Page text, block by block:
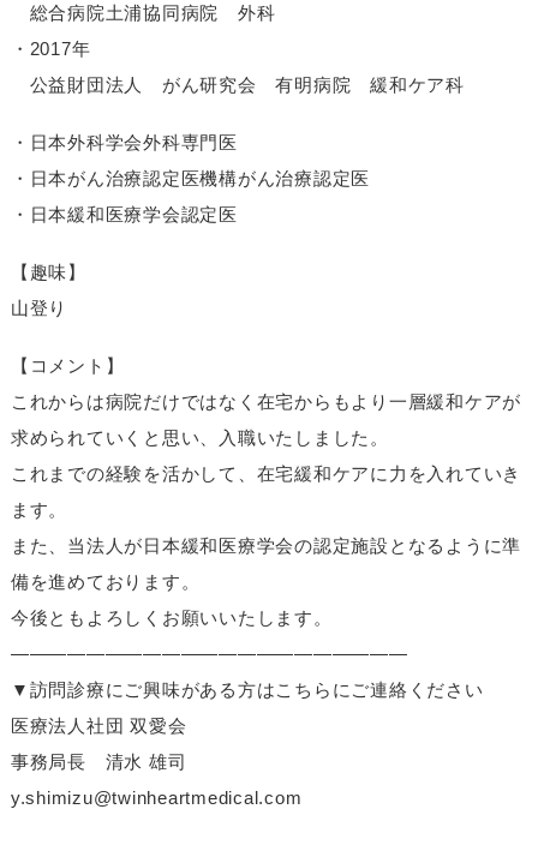
総合病院土浦協同病院 外科
・2017年
公益財団法人 がん研究会有明病院 緩和ケア科
・日本外科学会外科専門医
・日本がん治療認定医機構がん治療認定医
・日本緩和医療学会認定医
【趣味】
山登り
【コメント】
これからは病院だけではなく在宅からもより一層緩和ケアが
求められていくと思い、入職いたしました。
これまでの経験を活かして、在宅緩和ケアに力を入れていき
ます。
また、当法人が日本緩和医療学会の認定施設となるように準
備を進めております。
今後ともよろしくお願いいたします。
—————————————————————
▼訪問診療にご興味がある方はこちらにご連絡ください
医療法人社団 双愛会
事務局長 清水 雄司
y.shimizu@twinheartmedical.com